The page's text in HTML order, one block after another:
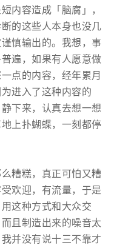
内容造成「脑腐」，
的这些人本身也没几
慎输出的。我想，事
遍，如果有人愿意做
点的内容，经年累月
进入了这种内容的
下来，认真去想一想
上扑蝴蝶，一刻都停
糟糕，真正可怕又糟
欢迎，有流量，于是
这种方式和大众交
且制造出来的噪音太
并没有说十三不靠才